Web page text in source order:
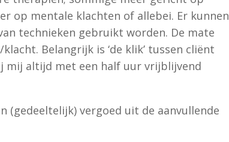
op mentale klachten of allebei. Er kunnen
technieken gebruikt worden. De mate
Belangrijk is ‘de klik’ tussen cliënt
mij altijd met een half uur vrijblijvend
(gedeeltelijk) vergoed uit de aanvullende